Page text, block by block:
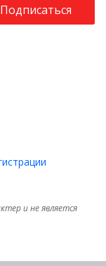
Подписаться
и не является